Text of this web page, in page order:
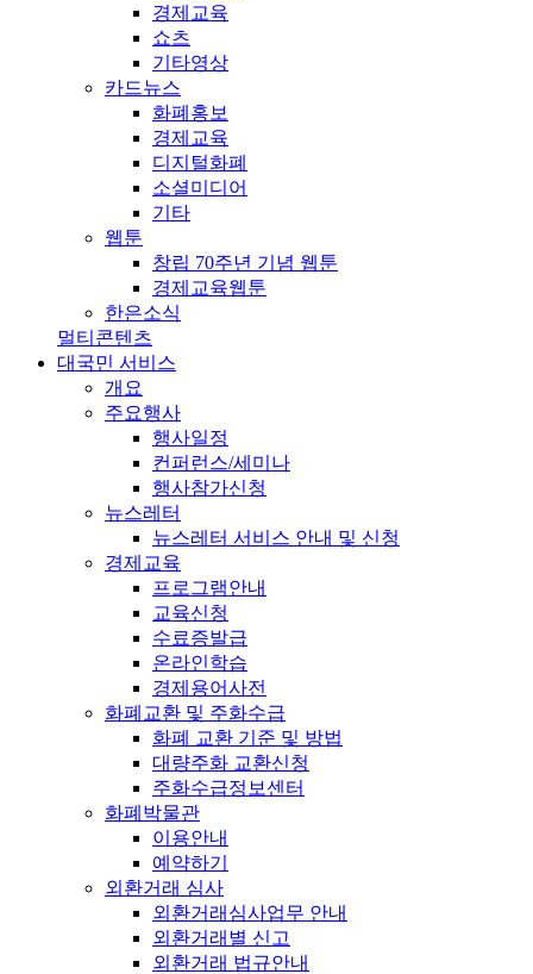
경제교육
쇼츠
기타영상
카드뉴스
화폐홍보
경제교육
디지털화폐
소셜미디어
기타
웹툰
창립 70주년 기념 웹툰
경제교육웹툰
한은소식
멀티콘텐츠
대국민 서비스
개요
주요행사
행사일정
컨퍼런스/세미나
행사참가신청
뉴스레터
뉴스레터 서비스 안내 및 신청
경제교육
프로그램안내
교육신청
수료증발급
온라인학습
경제용어사전
화폐교환 및 주화수급
화폐 교환 기준 및 방법
대량주화 교환신청
주화수급정보센터
화폐박물관
이용안내
예약하기
외환거래 심사
외환거래심사업무 안내
외환거래별 신고
외환거래 법규안내